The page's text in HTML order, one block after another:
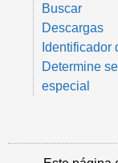
Buscar
Descargas
Identificador
Determine
especial